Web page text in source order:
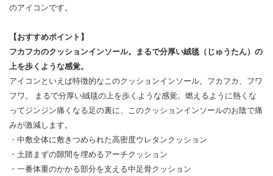
のアイコンです。
【おすすめポイント】
フカフカのクッションインソール。まるで分厚い絨毯（じゅうたん）の
上を歩くような感覚。
アイコンといえば特徴的なこのクッションインソール。フカフカ、フワ
フワ。 まるで分厚い絨毯の上を歩くような感覚。燃えるように熱くな
ってジンジン痛くなる足の裏に、このクッションインソールのお陰で痛
みが激減します。
・中敷全体に敷きつめられた高密度ウレタンクッション
・土踏まずの隙間を埋めるアーチクッション
・一番体重のかかる部分を支える中足骨クッション